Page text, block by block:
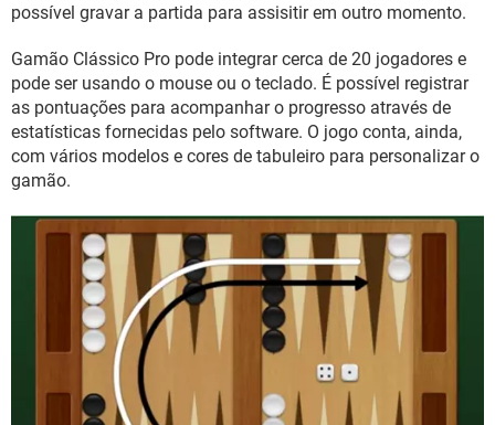
possível gravar a partida para assisitir em outro momento.
Gamão Clássico Pro pode integrar cerca de 20 jogadores e
pode ser usando o mouse ou o teclado. É possível registrar
as pontuações para acompanhar o progresso através de
estatísticas fornecidas pelo software. O jogo conta, ainda,
com vários modelos e cores de tabuleiro para personalizar o
gamão.